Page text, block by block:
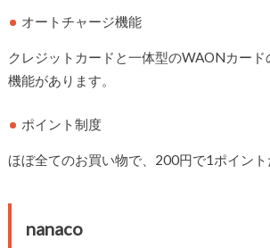
オートチャージ機能
クレジットカードと一体型のWAONカー
機能があります。
ポイント制度
ほぼ全てのお買い物で、200円で1ポイント
nanaco